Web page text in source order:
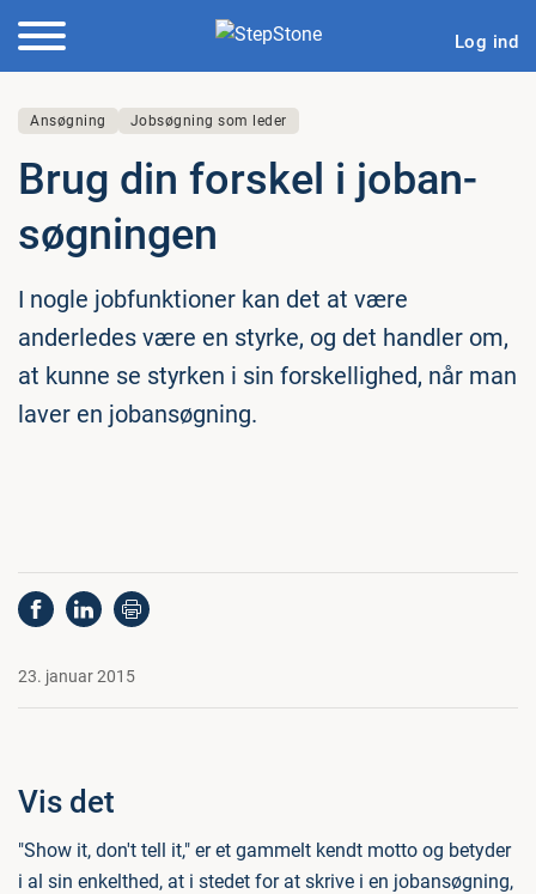
Log ind
Ansøgning Jobsøgning som leder
Brug din forskel i jo­ban­
søg­nin­gen
I nogle jobfunktioner kan det at være
anderledes være en styrke, og det handler om,
at kunne se styrken i sin forskellighed, når man
laver en jobansøgning.
23. januar 2015
Vis det
"Show it, don't tell it," er et gammelt kendt motto og betyder
i al sin enkelthed, at i stedet for at skrive i en jobansøgning,